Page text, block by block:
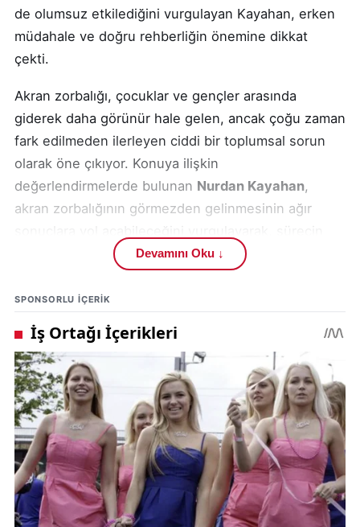
de olumsuz etkilediğini vurgulayan Kayahan, erken
müdahale ve doğru rehberliğin önemine dikkat
çekti.
Akran zorbalığı, çocuklar ve gençler arasında
giderek daha görünür hale gelen, ancak çoğu zaman
fark edilmeden ilerleyen ciddi bir toplumsal sorun
olarak öne çıkıyor. Konuya ilişkin
değerlendirmelerde bulunan Nurdan Kayahan,
akran zorbalığının görmezden gelinmesinin ağır
doğru yönetilmemesi halinde can kaybına kadar
uzanan riskler barındırdığını ifade etti.
Akran zorbalığı; bir çocuğun ya da gencin, yaşıtına
karşı fiziksel, psikolojik ya da dijital yollarla baskı
uygulaması olarak tanımlanıyor. Bu baskı, doğrudan
şiddet içerebildiği gibi sosyal dışlama, tehdit, alay
etme veya sosyal medya üzerinden yapılan saldırılar
şeklinde de ortaya çıkabiliyor. Uzmanlara göre,
zorbalığa maruz kalan çocuklar zamanla yaşadıklarını
normalleştirebiliyor. Bu durum, sorunun
derinleşmesine ve uzun vadede özgüven kaybı, içe
kapanma ve okuldan uzaklaşma gibi ciddi sonuçlara
Devamını Oku ↓
SPONSORLU IÇERIK